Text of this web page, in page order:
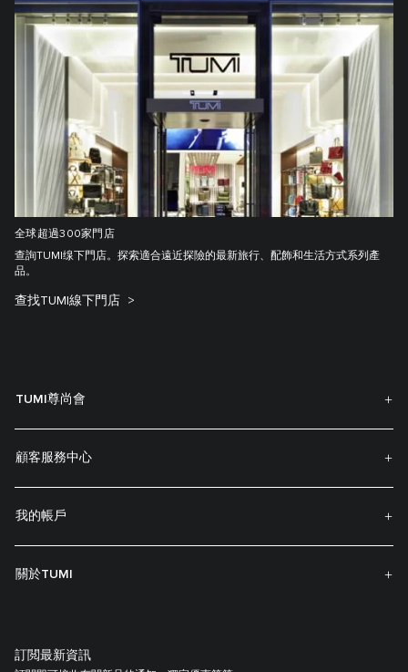
全球超過300家門店
查詢TUMI缐下門店。探索適合遠近探險的最新旅行、配飾和生活方式系列產
品。
查找TUMI線下門店
TUMI尊尚會
顧客服務中心
我的帳戶
關於TUMI
訂閲最新資訊